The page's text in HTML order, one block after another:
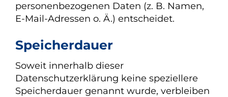
personenbezogenen Daten (z. B. Namen,
E-Mail-Adressen o. Ä.) entscheidet.
Speicherdauer
Soweit innerhalb dieser
Datenschutzerklärung keine speziellere
Speicherdauer genannt wurde, verbleiben